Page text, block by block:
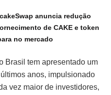
anuncia redução
de CAKE e token
no mercado
Brasil tem apresentado um
anos, impulsionado
vez maior de investidores,